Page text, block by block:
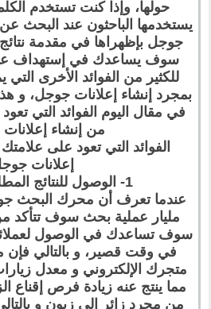
حولها، وإذا كنت تستخدم
يستخدمها الباحثون عند البحث
جوجل بإظهراها في مقدمة
سوف يساعدك في إستهداف
للكثير من الفوائد الأخرى
بمجرد إنشاء إعلانات جوجل، و
في مقال اليوم الفوائد التي
من إنشاء
الفوائد التي تعود على
إعلانات
1- الوصول للنتائج المطلوبة بسرعة
مليار عملية بحث سوف تتأكد
سوف تساعدك في الوصول
في وقت قصير، و بالتالي فإن
متجرك الإلكتروني و معدل
مما ينتج عنه زيادة فرص إقناع
من مجرد زائر إلى زبون و